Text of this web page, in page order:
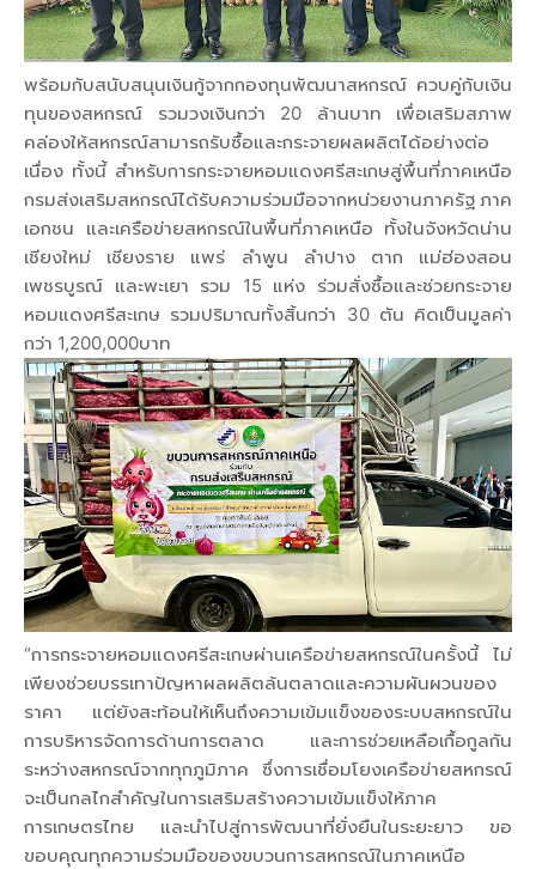
พร้อมกับสนับสนุนเงินกู้จากกองทุนพัฒนาสหกรณ์ ควบคู่กับเงิน
ทุนของสหกรณ์ รวมวงเงินกว่า 20 ล้านบาท เพื่อเสริมสภาพ
คล่องให้สหกรณ์สามารถรับซื้อและกระจายผลผลิตได้อย่างต่อ
เนื่อง ทั้งนี้ สำหรับการกระจายหอมแดงศรีสะเกษสู่พื้นที่ภาคเหนือ
กรมส่งเสริมสหกรณ์ได้รับความร่วมมือจากหน่วยงานภาครัฐ ภาค
เอกชน และเครือข่ายสหกรณ์ในพื้นที่ภาคเหนือ ทั้งในจังหวัดน่าน
เชียงใหม่ เชียงราย แพร่ ลำพูน ลำปาง ตาก แม่ฮ่องสอน
เพชรบูรณ์ และพะเยา รวม 15 แห่ง ร่วมสั่งซื้อและช่วยกระจาย
หอมแดงศรีสะเกษ รวมปริมาณทั้งสิ้นกว่า 30 ตัน คิดเป็นมูลค่า
กว่า 1,200,000บาท
“การกระจายหอมแดงศรีสะเกษผ่านเครือข่ายสหกรณ์ในครั้งนี้ ไม่
เพียงช่วยบรรเทาปัญหาผลผลิตล้นตลาดและความผันผวนของ
ราคา แต่ยังสะท้อนให้เห็นถึงความเข้มแข็งของระบบสหกรณ์ใน
การบริหารจัดการด้านการตลาด และการช่วยเหลือเกื้อกูลกัน
ระหว่างสหกรณ์จากทุกภูมิภาค ซึ่งการเชื่อมโยงเครือข่ายสหกรณ์
จะเป็นกลไกสำคัญในการเสริมสร้างความเข้มแข็งให้ภาค
การเกษตรไทย และนำไปสู่การพัฒนาที่ยั่งยืนในระยะยาว ขอ
ขอบคุณทุกความร่วมมือของขบวนการสหกรณ์ในภาคเหนือ